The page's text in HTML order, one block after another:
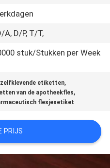
A, D/P, T/T,
stuk/Stukken per Week
etiketten,
van de apotheekfles,
flesjesetiket
PRIJS